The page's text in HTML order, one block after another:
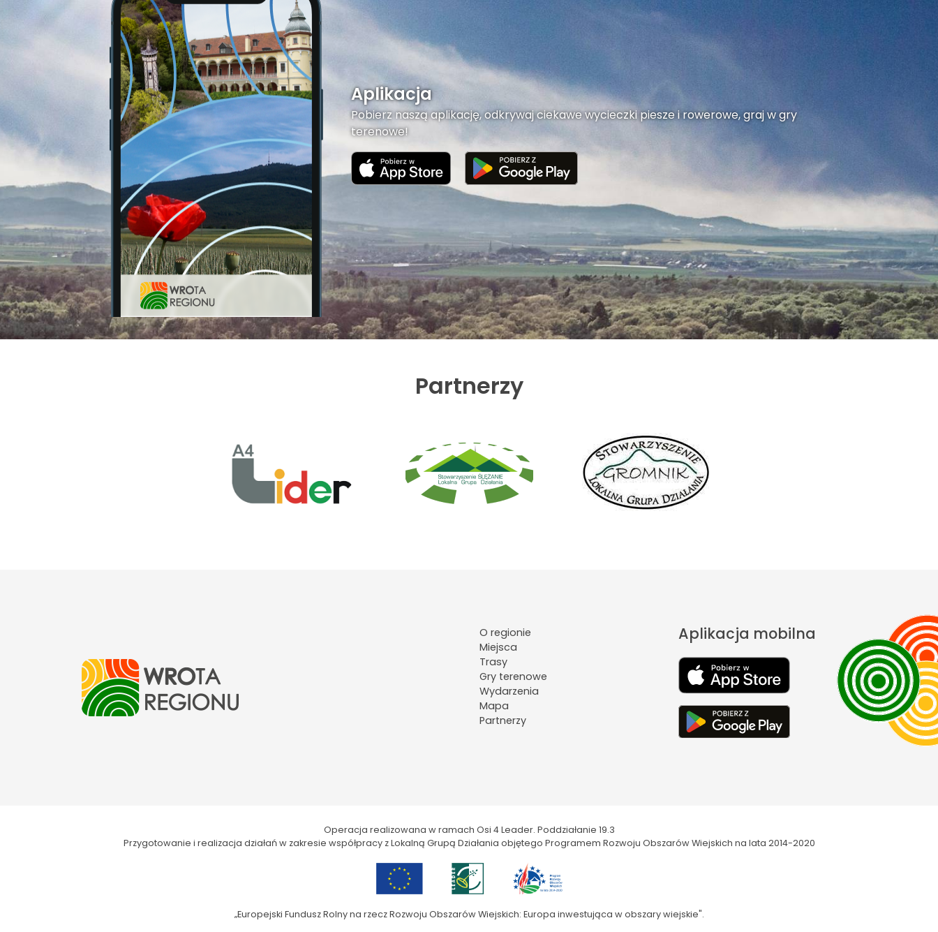
Aplikacja
Pobierz naszą aplikację, odkrywaj ciekawe wycieczki piesze i rowerowe, graj w gry
terenowe!
Partnerzy
O regionie
Miejsca
Trasy
Gry terenowe
Wydarzenia
Mapa
Partnerzy
Aplikacja mobilna
Operacja realizowana w ramach Osi 4 Leader. Poddziałanie 19.3
Przygotowanie i realizacja działań w zakresie współpracy z Lokalną Grupą Działania objętego Programem Rozwoju Obszarów Wiejskich na lata 2014-2020
„Europejski Fundusz Rolny na rzecz Rozwoju Obszarów Wiejskich: Europa inwestująca w obszary wiejskie".